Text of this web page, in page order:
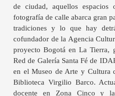
de ciudad, aquellos espacios
fotografía de calle abarca gran
tradiciones y lo que hay
cofundador de la Agencia
proyecto Bogotá en La Tierra,
Red de Galería Santa Fé de
en el Museo de Arte y Cultura
Biblioteca Virgilio Barco.
docente en Zona Cinco y